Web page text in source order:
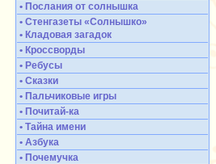
• Послания от солнышка
• Стенгазеты «Солнышко»
• Кладовая загадок
• Кроссворды
• Ребусы
• Сказки
• Пальчиковые игры
• Почитай-ка
• Тайна имени
• Азбука
• Почемучка